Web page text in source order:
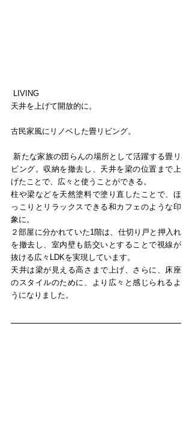
LIVING
天井を上げて開放的に。
古民家風にリノベした畳リビング。
ビング。収納を撤去し、天井を梁の位置まで上
げたことで、広々と使うことができる。
柱や梁などを天然塗料で塗り直したことで、ほ
っこりとリラックスできる和カフェのような印
象に。
２部屋に分かれていた1階は、仕切り戸と押入れ
を撤去し、室内壁も筋交いとすることで視線が
抜ける広々LDKを実現しています。
天井は梁が見える高さまで上げ、さらに、床座
のスタイルのために、より広々と感じられるよ
うになりました。